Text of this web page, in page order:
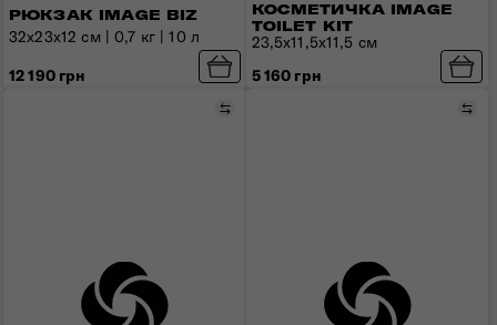
РЮКЗАК IMAGE BIZ
32x23x12 см | 0,7 кг | 10 л
12 190 грн
КОСМЕТИЧКА IMAGE
TOILET KIT
23,5x11,5x11,5 см
5 160 грн
Порівняти